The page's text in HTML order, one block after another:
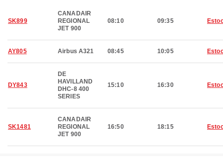
SK899
CANADAIR
REGIONAL
JET 900
08:10 09:35
AY805 Airbus A321 08:45 10:05
DY843
DE
HAVILLAND
DHC-8 400
SERIES
15:10 16:30
SK1481
CANADAIR
REGIONAL
JET 900
16:50 18:15